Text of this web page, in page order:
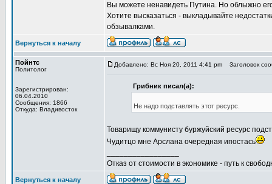
Вы можете ненавидеть Путина. Но облыжно
Хотите высказаться - выкладывайте
обзывалками.
Вернуться к началу
Пойнтс
Политолог
Зарегистрирован:
06.04.2010
Сообщения: 1866
Откуда: Владивосток
Добавлено: Вс Ноя 20, 2011 4:41 pm Заголовок
Грибник писал(а):
Не надо подставлять этот ресурс.
Товарищу коммунисту буржуйский ресурс
Чудитцо мне Арслана очередная ипостась
Отказ от стоимости в экономике - путь к
Вернуться к началу